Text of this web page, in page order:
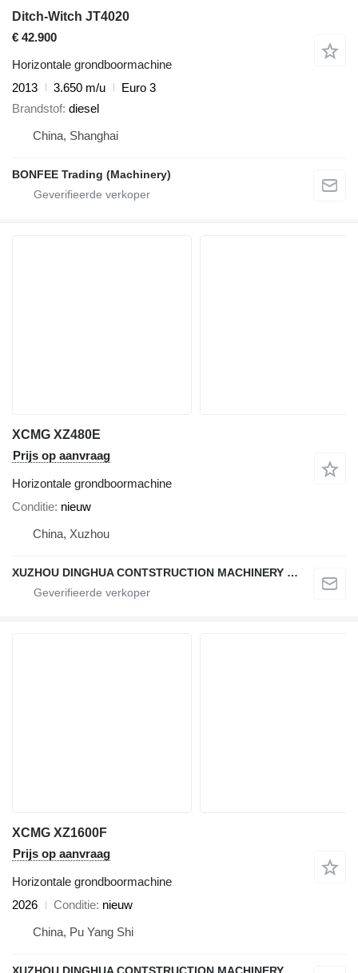
Ditch-Witch JT4020
€ 42.900
Horizontale grondboormachine
2013
3.650 m/u
Euro 3
Brandstof diesel
China, Shanghai
BONFEE Trading (Machinery)
XCMG XZ480E
Prijs op aanvraag
Horizontale grondboormachine
Conditie nieuw
China, Xuzhou
XUZHOU DINGHUA CONTSTRUCTION MACHINERY CO., LTD.
XCMG XZ1600F
Prijs op aanvraag
Horizontale grondboormachine
2026
Conditie nieuw
China, Pu Yang Shi